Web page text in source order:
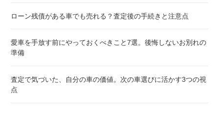
ローン残債がある車でも売れる？査定後の手続きと注意点
愛車を手放す前にやっておくべきこと7選。後悔しないお別れの
準備
査定で気づいた、自分の車の価値。次の車選びに活かす3つの視
点